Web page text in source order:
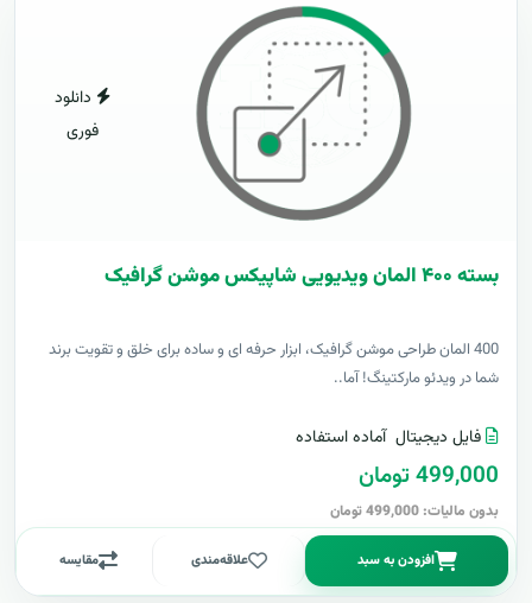
دانلود
فوری
بسته ۴۰۰ المان ویدیویی شاپیکس موشن گرافیک
400 المان طراحی موشن گرافیک، ابزار حرفه ای و ساده برای خلق و تقویت برند
شما در ویدئو مارکتینگ! آما..
فایل دیجیتال آماده استفاده
499,000 تومان
بدون مالیات: 499,000 تومان
افزودن به سبد علاقه‌مندی مقایسه